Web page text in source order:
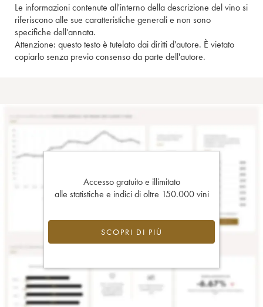
Le informazioni contenute all'interno della descrizione del vino si
riferiscono alle sue caratteristiche generali e non sono
specifiche dell'annata.
Attenzione: questo testo è tutelato dai diritti d'autore. È vietato
copiarlo senza previo consenso da parte dell'autore.
Accesso gratuito e illimitato
alle statistiche e indici di oltre 150.000 vini
SCOPRI DI PIÙ